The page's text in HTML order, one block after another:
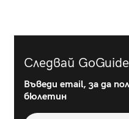
Следвай GoGuide
Въведи email, за да
бюлетин